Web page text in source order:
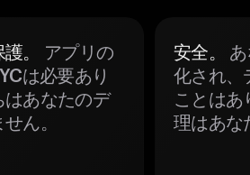
。
アプリの
は必要あり
はあなたのデ
ん。
安全。
化され、
ことはあ
理はあな